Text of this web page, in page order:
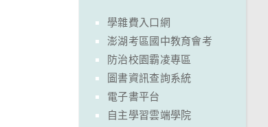
學雜費入口網
澎湖考區國中教育會考
防治校園霸凌專區
圖書資訊查詢系統
電子書平台
自主學習雲端學院